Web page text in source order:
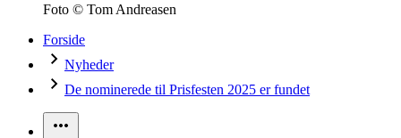
Foto © Tom Andreasen
Forside
Nyheder
De nominerede til Prisfesten 2025 er fundet